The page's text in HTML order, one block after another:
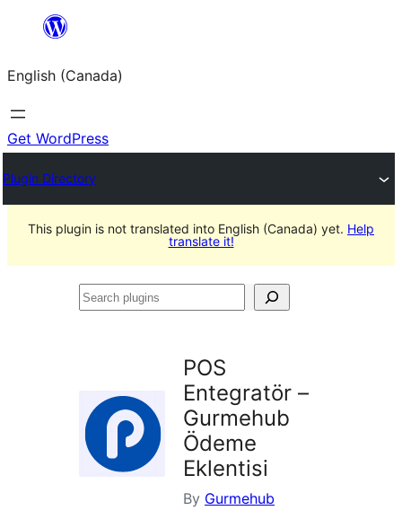
content
English (Canada)
Get WordPress
Plugin Directory
This plugin is not translated into English (Canada) yet. Help
translate it!
Search
POS
Entegratör –
Gurmehub
Ödeme
Eklentisi
By Gurmehub